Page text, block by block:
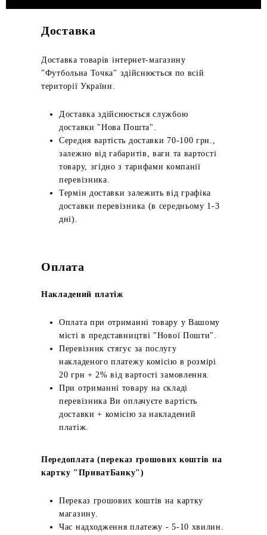
Доставка
Доставка товарів інтернет-магазину
"Футбольна Точка" здійснюється по всій
території України.
Доставка здійснюється службою
доставки "Нова Пошта".
Середня вартість доставки 70-100 грн.,
залежно від габаритів, ваги та вартості
товару, згідно з тарифами компанії
перевізника.
Термін доставки залежить від графіка
доставки перевізника (в середньому 1-3
дні).
Оплата
Накладений платіж
Оплата при отриманні товару у Вашому
місті в представництві "Нової Пошти".
Перевізник стягує за послугу
накладеного платежу комісію в розмірі
20 грн + 2% від вартості замовлення.
При отриманні товару на складі
перевізника Ви оплачуєте вартість
доставки + комісію за накладений
платіж.
Передоплата (переказ грошових коштів на
картку "ПриватБанку")
Переказ грошових коштів на картку
магазину.
Час надходження платежу - 5-10 хвилин.